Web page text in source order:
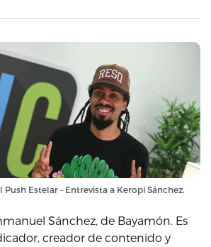
Push Estelar - Entrevista a Keropi Sánchez.
Sánchez, de Bayamón. Es
creador de contenido y